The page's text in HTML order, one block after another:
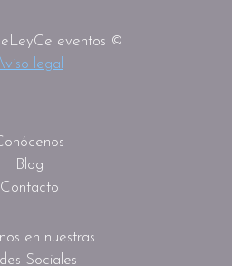
eventos ©
legal
Blog
Contacto
en nuestras
Sociales